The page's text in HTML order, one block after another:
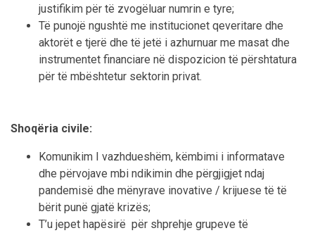
justifikim për të zvogëluar numrin e tyre;
Të punojë ngushtë me institucionet qeveritare dhe
aktorët e tjerë dhe të jetë i azhurnuar me masat dhe
instrumentet financiare në dispozicion të përshtatura
për të mbështetur sektorin privat.
Shoqëria civile:
Komunikim I vazhdueshëm, këmbimi i informatave
dhe përvojave mbi ndikimin dhe përgjigjet ndaj
pandemisë dhe mënyrave inovative / krijuese të të
bërit punë gjatë krizës;
T’u jepet hapësirë për shprehje grupeve të